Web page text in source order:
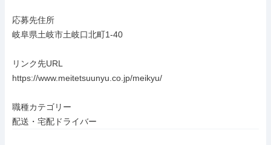
応募先住所
岐阜県土岐市土岐口北町1-40
リンク先URL
https://www.meitetsuunyu.co.jp/meikyu/
職種カテゴリー
配送・宅配ドライバー